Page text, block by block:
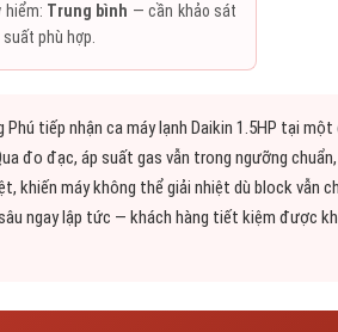
hiểm: Trung bình — cần khảo sát
suất phù hợp.
tiếp nhận ca máy lạnh Daikin 1.5HP tại
đo đạc, áp suất gas vẫn trong ngưỡng
khiến máy không thể giải nhiệt dù block vẫn
ngay lập tức — khách hàng tiết kiệm được